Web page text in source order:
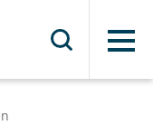
Menü